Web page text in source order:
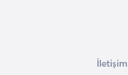
İletişim